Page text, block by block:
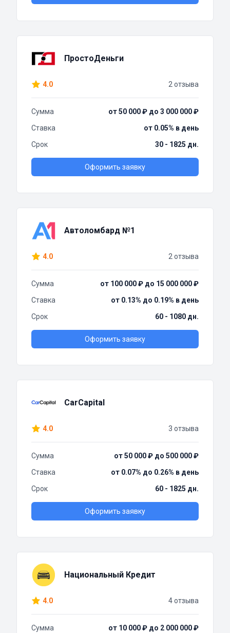
ПростоДеньги
4.0 2 отзыва
Сумма
от 50 000 ₽ до 3 000 000 ₽
Ставка
от 0.05% в день
Срок
30 - 1825 дн.
Оформить заявку
Автоломбард №1
4.0 2 отзыва
Сумма
от 100 000 ₽ до 15 000 000 ₽
Ставка
от 0.13% до 0.19% в день
Срок
60 - 1080 дн.
Оформить заявку
CarCapital
4.0 3 отзыва
Сумма
от 50 000 ₽ до 500 000 ₽
Ставка
от 0.07% до 0.26% в день
Срок
60 - 1825 дн.
Оформить заявку
Национальный Кредит
4.0 4 отзыва
Сумма
от 10 000 ₽ до 2 000 000 ₽